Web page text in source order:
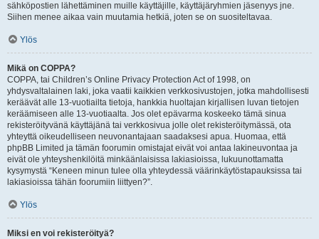
sähköpostien lähettäminen muille käyttäjille, käyttäjäryhmien jäsenyys jne.
Siihen menee aikaa vain muutamia hetkiä, joten se on suositeltavaa.
Ylös
Mikä on COPPA?
COPPA, tai Children’s Online Privacy Protection Act of 1998, on
yhdysvaltalainen laki, joka vaatii kaikkien verkkosivustojen, jotka mahdollisesti
keräävät alle 13-vuotiailta tietoja, hankkia huoltajan kirjallisen luvan tietojen
keräämiseen alle 13-vuotiaalta. Jos olet epävarma koskeeko tämä sinua
rekisteröityvänä käyttäjänä tai verkkosivua jolle olet rekisteröitymässä, ota
yhteyttä oikeudelliseen neuvonantajaan saadaksesi apua. Huomaa, että
phpBB Limited ja tämän foorumin omistajat eivät voi antaa lakineuvontaa ja
eivät ole yhteyshenkilöitä minkäänlaisissa lakiasioissa, lukuunottamatta
kysymystä “Keneen minun tulee olla yhteydessä väärinkäytöstapauksissa tai
lakiasioissa tähän foorumiin liittyen?”.
Ylös
Miksi en voi rekisteröityä?